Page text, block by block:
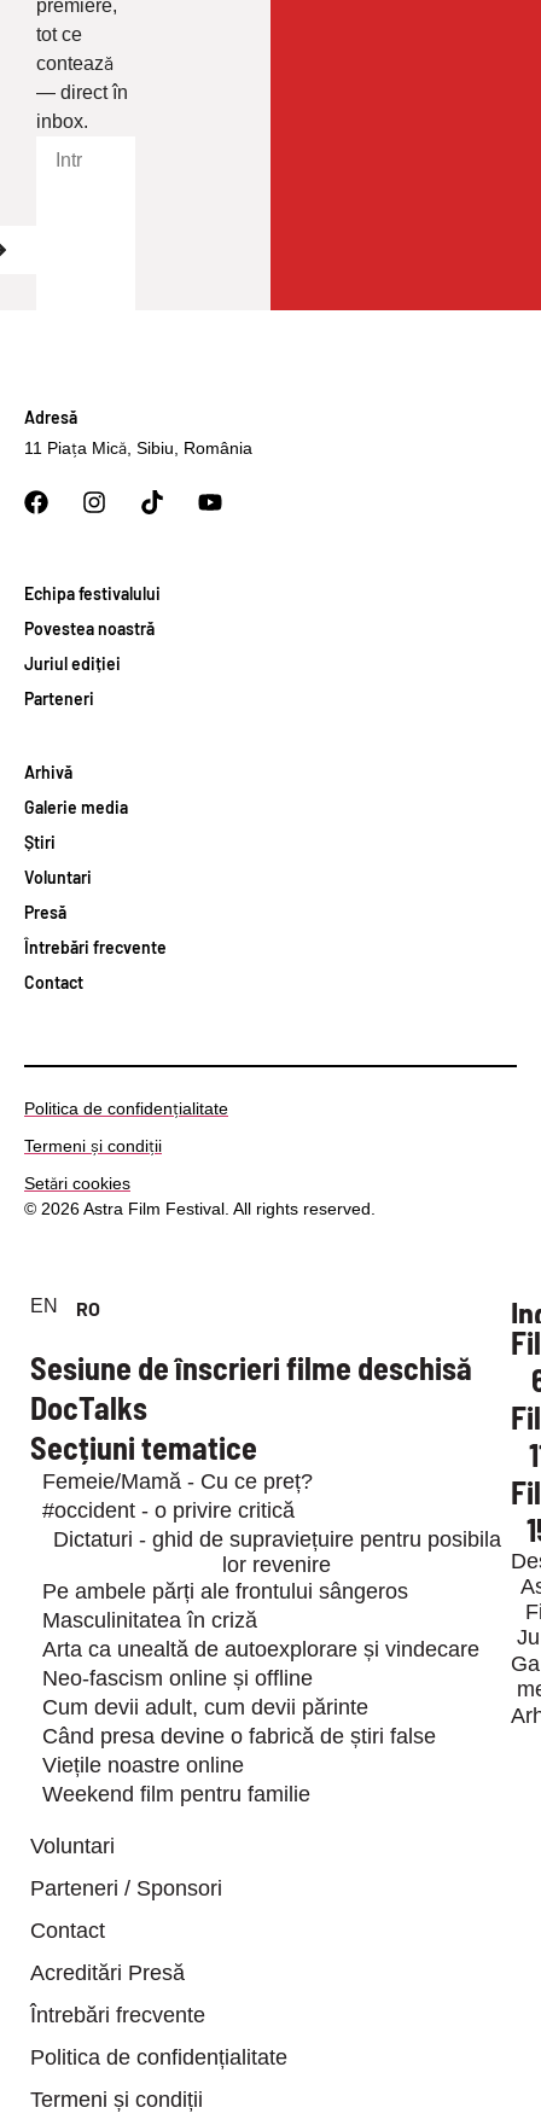
premiere,
tot ce
contează
— direct în
inbox.
Adresă
11 Piața Mică, Sibiu, România
Arhivă
Galerie media
Știri
Voluntari
Presă
Întrebări frecvente
Contact
Echipa festivalului
Povestea noastră
Juriul ediției
Parteneri
Politica de confidențialitate
Termeni și condiții
Setări cookies
© 2026 Astra Film Festival. All rights reserved.
EN RO
Sesiune de înscrieri filme deschisă
DocTalks
Secțiuni tematice
Femeie/Mamă - Cu ce preț?
#occident - o privire critică
Dictaturi - ghid de supraviețuire pentru posibila
lor revenire
Pe ambele părți ale frontului sângeros
Masculinitatea în criză
Arta ca unealtă de autoexplorare și vindecare
Neo-fascism online și offline
Cum devii adult, cum devii părinte
Când presa devine o fabrică de știri false
Viețile noastre online
Weekend film pentru familie
Voluntari
Parteneri / Sponsori
Contact
Acreditări Presă
Întrebări frecvente
Politica de confidențialitate
Termeni și condiții